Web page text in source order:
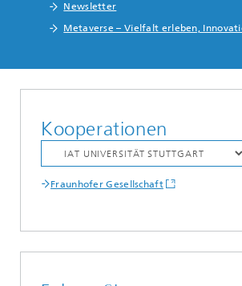
Newsletter
Metaverse – Vielfalt erleben,
Kooperationen
Fraunhofer Gesellschaft